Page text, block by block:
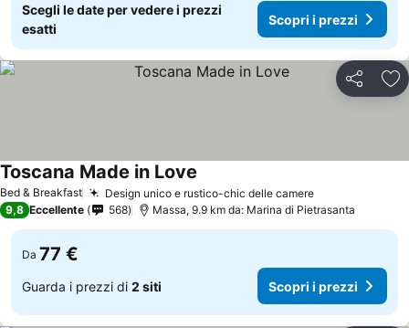
Scegli le date per vedere i prezzi
esatti
Scopri i prezzi
Condividi
Bed & Breakfast Design unico e rustico-chic delle camere
Toscana Made in Love
9,8 Eccellente 568 Massa, 9.9 km da: Marina di Pietrasanta
Da 77 €
Guarda i prezzi di 2 siti Scopri i prezzi